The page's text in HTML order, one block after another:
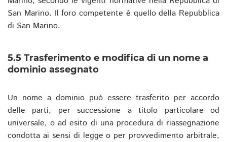
San Marino. Il foro competente è quello della Repubblica
di San Marino.
5.5 Trasferimento e modifica di un nome a
dominio assegnato
Un nome a dominio può essere trasferito per accordo
delle parti, per successione a titolo particolare od
universale, o ad esito di una procedura di riassegnazione
condotta ai sensi di legge o per provvedimento arbitrale,